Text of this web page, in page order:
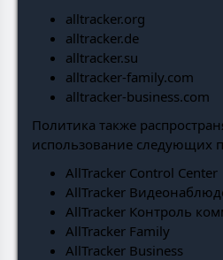
alltracker.org
alltracker.de
alltracker.su
alltracker-family.com
alltracker-business.com
Политика также
использование следующих
AllTracker Control Center
AllTracker
AllTracker Контроль
AllTracker Family
AllTracker Business